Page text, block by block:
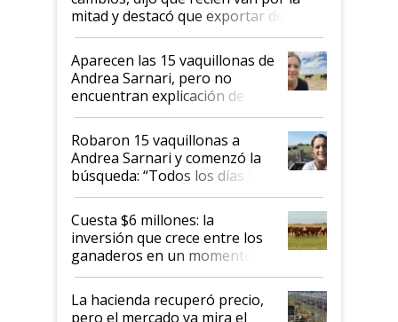
mitad y destacó que exportar dejó de
ser "para unos pocos": "Tenemos un
mandato muy claro del gobierno
nacional"
Aparecen las 15 vaquillonas de
Andrea Sarnari, pero no
encuentran explicación de
cómo llegaron allí
Robaron 15 vaquillonas a
Andrea Sarnari y comenzó la
búsqueda: “Todos los días le
toca a algún productor”
Cuesta $6 millones: la
inversión que crece entre los
ganaderos en un momento
histórico para la actividad
La hacienda recuperó precio,
pero el mercado ya mira el